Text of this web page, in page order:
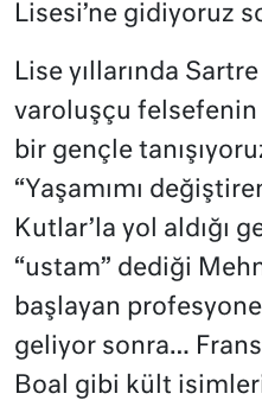
Lisesi’ne gidiyoruz
Lise yıllarında
varoluşçu
bir gençle
“Yaşamımı
Kutlar’la yol aldığı
“ustam” dediği
başlayan
geliyor sonra…
Boal gibi kült